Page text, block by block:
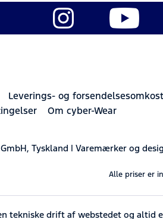
Leverings- og
Om cyber-Wear
Tyskland | Varemærker og
Alle priser er
tekniske drift af webstedet og altid